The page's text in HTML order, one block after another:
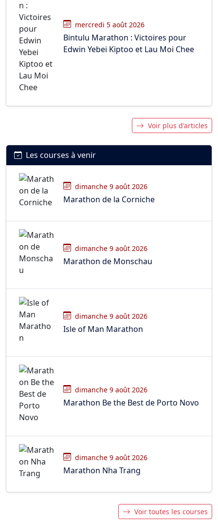
mercredi 5 août 2026
Bintulu Marathon : Victoires pour
Edwin Yebei Kiptoo et Lau Moi Chee
Voir plus d'articles
Les courses à venir
dimanche 9 août 2026
Marathon de la Corniche
dimanche 9 août 2026
Marathon de Monschau
dimanche 9 août 2026
Isle of Man Marathon
dimanche 9 août 2026
Marathon Be the Best de Porto Novo
dimanche 9 août 2026
Marathon Nha Trang
Voir toutes les courses